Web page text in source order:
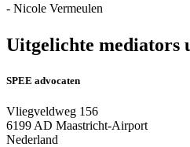
- Nicole Vermeulen
Uitgelichte mediators
SPEE advocaten
Vliegveldweg 156
6199 AD Maastricht-Airport
Nederland